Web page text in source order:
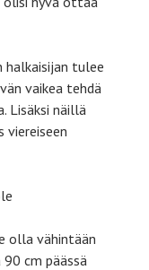
halkaisijan tulee
vaikea tehdä
Lisäksi näillä
olla vähintään
cm päässä